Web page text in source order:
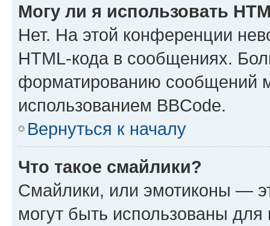
Могу ли я использовать
Нет. На этой конференции
HTML-кода в сообщениях.
форматированию сообщений
использованием BBCode.
Вернуться к началу
Что такое смайлики?
Смайлики, или эмотиконы —
могут быть использованы